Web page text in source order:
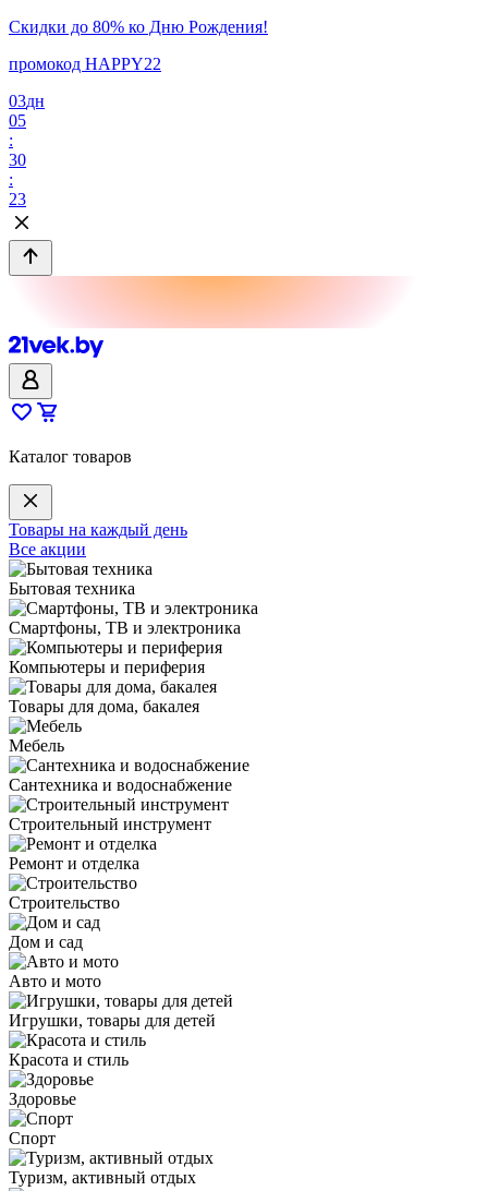
Скидки до 80% ко Дню Рождения!
промокод HAPPY22
03дн
05
:
30
:
23
Каталог товаров
Товары на каждый день
Все акции
Бытовая техника
Смартфоны, ТВ и электроника
Компьютеры и периферия
Товары для дома, бакалея
Мебель
Сантехника и водоснабжение
Строительный инструмент
Ремонт и отделка
Строительство
Дом и сад
Авто и мото
Игрушки, товары для детей
Красота и стиль
Здоровье
Спорт
Туризм, активный отдых